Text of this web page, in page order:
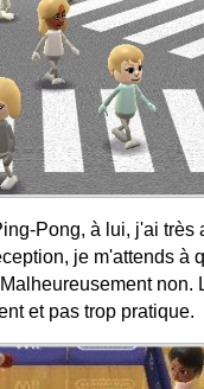
Pong, à lui, j'ai très
je m'attends à
Malheureusement non.
et pas trop pratique.